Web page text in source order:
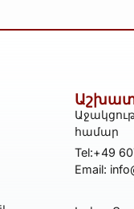
համար
Tel:+49
Email: